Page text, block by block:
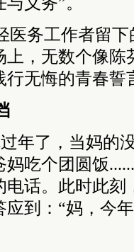
医务工作者留
上，无数个像陈
行无悔的青春誓
年了，当妈的
吃个团圆饭
电话。此时此
到：“妈，今